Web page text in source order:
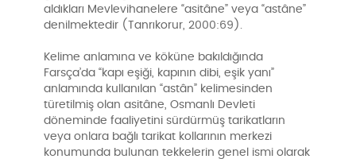
aldıkları Mevlevihanelere “asitâne” veya “astâne”
denilmektedir (Tanrıkorur, 2000:69).
Kelime anlamına ve köküne bakıldığında
Farsça’da “kapı eşiği, kapının dibi, eşik yanı”
anlamında kullanılan “astân” kelimesinden
türetilmiş olan asitâne, Osmanlı Devleti
döneminde faaliyetini sürdürmüş tarikatların
veya onlara bağlı tarikat kollarının merkezi
konumunda bulunan tekkelerin genel ismi olarak